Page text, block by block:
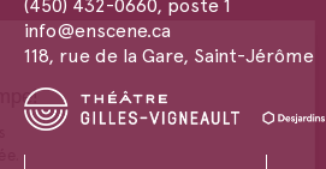
(450) 432-0660, poste 1
info@enscene.ca
118, rue de la Gare, Saint-Jérôme